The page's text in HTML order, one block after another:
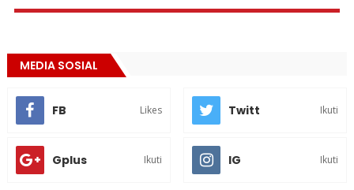
MEDIA SOSIAL
FB Likes Twitt Ikuti
Gplus Ikuti IG Ikuti